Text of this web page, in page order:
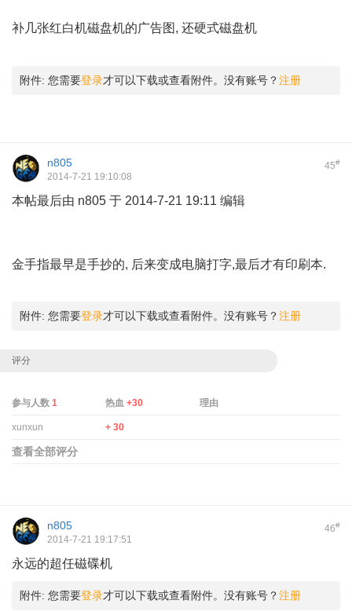
补几张红白机磁盘机的广告图, 还硬式磁盘机
附件: 您需要登录才可以下载或查看附件。没有账号？注册
45#
n805
2014-7-21 19:10:08
本帖最后由 n805 于 2014-7-21 19:11 编辑
金手指最早是手抄的, 后来变成电脑打字,最后才有印刷本.
附件: 您需要登录才可以下载或查看附件。没有账号？注册
评分
参与人数 1 热血+30 理由
xunxun + 30
查看全部评分
46#
n805
2014-7-21 19:17:51
永远的超任磁碟机
附件: 您需要登录才可以下载或查看附件。没有账号？注册